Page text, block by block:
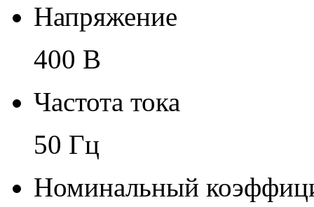
Напряжение
400 В
Частота тока
50 Гц
Номинальный